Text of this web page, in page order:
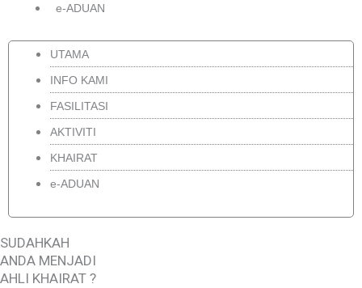
e-ADUAN
UTAMA
INFO KAMI
FASILITASI
AKTIVITI
KHAIRAT
e-ADUAN
SUDAHKAH
ANDA MENJADI
AHLI KHAIRAT ?
Menu
Menu